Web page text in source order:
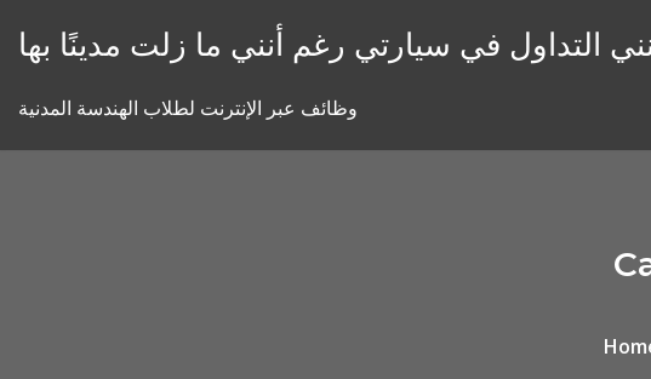
التداول في سيارتي رغم أنني ما زلت مدينًا بها
وظائف عبر الإنترنت لطلاب الهندسة المدنية